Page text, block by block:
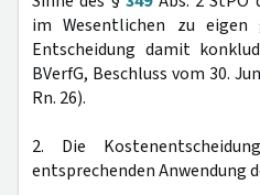
im Wesentlichen zu eigen
Entscheidung damit
BVerfG, Beschluss vom 30.
Rn. 26).
2. Die
entsprechenden Anwendung